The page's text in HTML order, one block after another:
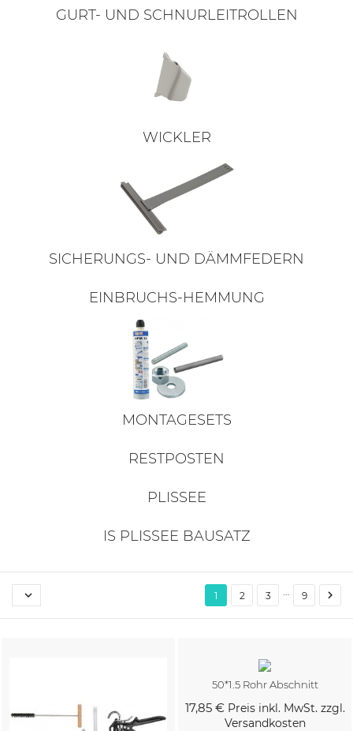
GURT- UND SCHNURLEITROLLEN
WICKLER
SICHERUNGS- UND DÄMMFEDERN
EINBRUCHS-HEMMUNG
MONTAGESETS
RESTPOSTEN
PLISSEE
IS PLISSEE BAUSATZ
 1 2 3 9 
50*1.5 Rohr Abschnitt
17,85 €Preis inkl. MwSt. zzgl.
Versandkosten